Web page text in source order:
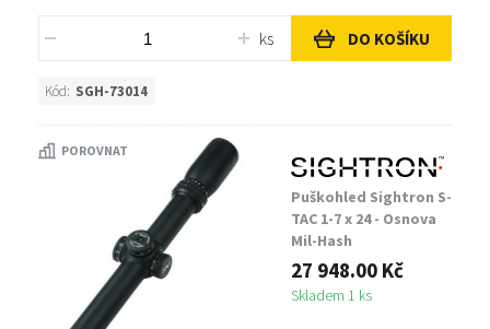
ks DO KOŠÍKU
Kód: SGH-73014
POROVNAT
Puškohled Sightron S-
TAC 1-7 x 24 - Osnova
Mil-Hash
27 948.00 Kč
Skladem 1 ks